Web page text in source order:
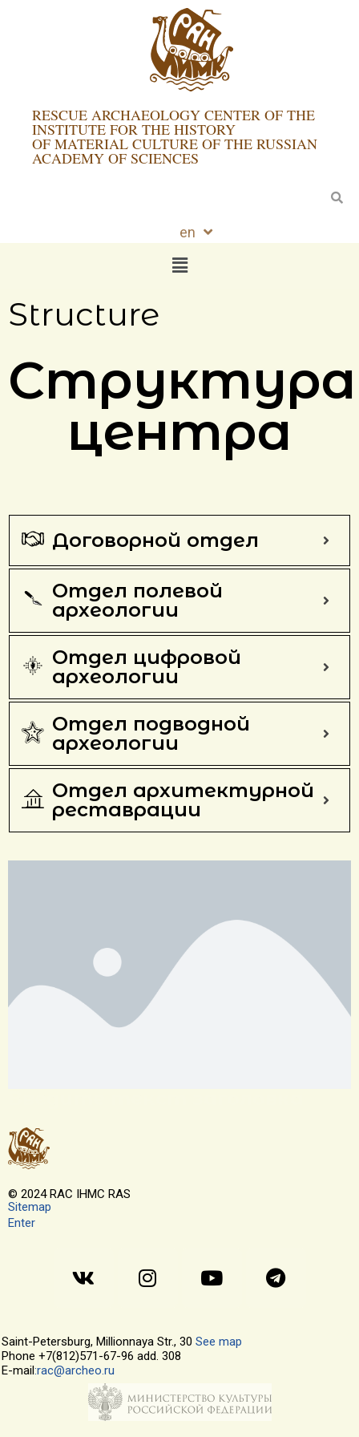
RESCUE ARCHAEOLOGY CENTER OF THE
INSTITUTE FOR THE HISTORY
OF MATERIAL CULTURE OF THE RUSSIAN
ACADEMY OF SCIENCES
en
ru
Structure
Структура
центра
Договорной отдел
Отдел полевой
археологии
Отдел цифровой
археологии
Отдел подводной
археологии
Отдел архитектурной
реставрации
© 2024 RAC IHMC RAS
Sitemap
Enter
Saint-Petersburg, Millionnaya Str., 30 See map
Phone +7(812)571-67-96 add. 308
E-mail:rac@archeo.ru